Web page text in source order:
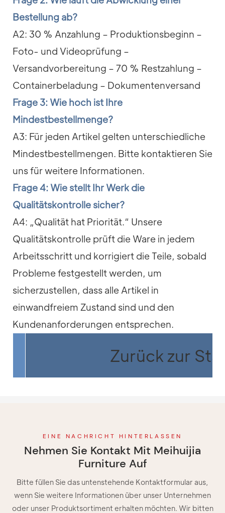
Bestellung ab?
A2: 30 % Anzahlung – Produktionsbeginn –
Foto- und Videoprüfung –
Versandvorbereitung – 70 % Restzahlung –
Containerbeladung – Dokumentenversand
Frage 3: Wie hoch ist Ihre
Mindestbestellmenge?
A3: Für jeden Artikel gelten unterschiedliche
Mindestbestellmengen. Bitte kontaktieren Sie
uns für weitere Informationen.
Frage 4: Wie stellt Ihr Werk die
Qualitätskontrolle sicher?
A4: „Qualität hat Priorität.“ Unsere
Qualitätskontrolle prüft die Ware in jedem
Arbeitsschritt und korrigiert die Teile, sobald
Probleme festgestellt werden, um
sicherzustellen, dass alle Artikel in
einwandfreiem Zustand sind und den
Kundenanforderungen entsprechen.
Zurück zur
EINE NACHRICHT HINTERLASSEN
Nehmen Sie Kontakt Mit Meihuijia
Furniture Auf
Bitte füllen Sie das untenstehende Kontaktformular aus,
wenn Sie weitere Informationen über unser Unternehmen
oder unser Produktsortiment erhalten möchten. Wir bitten